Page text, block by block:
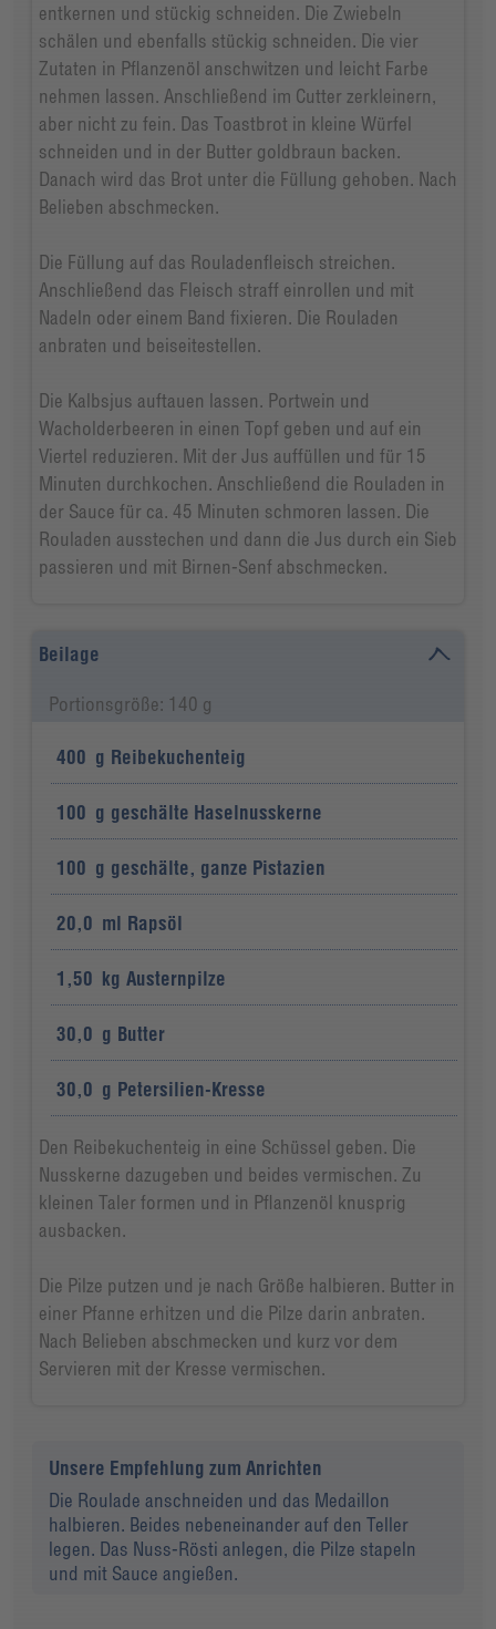
entkernen und stückig schneiden. Die Zwiebeln
schälen und ebenfalls stückig schneiden. Die vier
Zutaten in Pflanzenöl anschwitzen und leicht Farbe
nehmen lassen. Anschließend im Cutter zerkleinern,
aber nicht zu fein. Das Toastbrot in kleine Würfel
schneiden und in der Butter goldbraun backen.
Danach wird das Brot unter die Füllung gehoben. Nach
Belieben abschmecken.
Die Füllung auf das Rouladenfleisch streichen.
Anschließend das Fleisch straff einrollen und mit
Nadeln oder einem Band fixieren. Die Rouladen
anbraten und beiseitestellen.
Die Kalbsjus auftauen lassen. Portwein und
Wacholderbeeren in einen Topf geben und auf ein
Viertel reduzieren. Mit der Jus auffüllen und für 15
Minuten durchkochen. Anschließend die Rouladen in
der Sauce für ca. 45 Minuten schmoren lassen. Die
Rouladen ausstechen und dann die Jus durch ein Sieb
passieren und mit Birnen-Senf abschmecken.
Beilage
Portionsgröße: 140 g
400 g Reibekuchenteig
100 g geschälte Haselnusskerne
100 g geschälte, ganze Pistazien
20,0 ml Rapsöl
1,50 kg Austernpilze
30,0 g Butter
30,0 g Petersilien-Kresse
Den Reibekuchenteig in eine Schüssel geben. Die
Nusskerne dazugeben und beides vermischen. Zu
kleinen Taler formen und in Pflanzenöl knusprig
ausbacken.
Die Pilze putzen und je nach Größe halbieren. Butter in
einer Pfanne erhitzen und die Pilze darin anbraten.
Nach Belieben abschmecken und kurz vor dem
Servieren mit der Kresse vermischen.
Unsere Empfehlung zum Anrichten
Die Roulade anschneiden und das Medaillon
halbieren. Beides nebeneinander auf den Teller
legen. Das Nuss-Rösti anlegen, die Pilze stapeln
und mit Sauce angießen.